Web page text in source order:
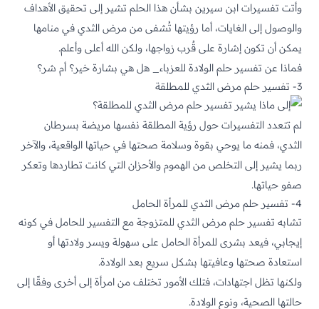
وأتت تفسيرات ابن سيرين بشأن هذا الحلم تشير إلى تحقيق الأهداف
والوصول إلى الغايات، أما رؤيتها تُشفى من مرض الثدي في منامها
يمكن أن تكون إشارة على قُرب زواجها، ولكن الله أعلى وأعلم.
فماذا عن تفسير حلم الولادة للعزباء_ هل هي بشارة خير؟ أم شر؟
3- تفسير حلم مرض الثدي للمطلقة
لم تتعدد التفسيرات حول رؤية المطلقة نفسها مريضة بسرطان
الثدي، فمنه ما يوحي بقوة وسلامة صحتها في حياتها الواقعية، والآخر
ربما يشير إلى التخلص من الهموم والأحزان التي كانت تطاردها وتعكر
صفو حياتها.
4- تفسير حلم مرض الثدي للمرأة الحامل
تشابه تفسير حلم مرض الثدي للمتزوجة مع التفسير للحامل في كونه
إيجابي، فيعد بشرى للمرأة الحامل على سهولة ويسر ولادتها أو
استعادة صحتها وعافيتها بشكل سريع بعد الولادة.
ولكنها تظل اجتهادات، فتلك الأمور تختلف من امرأة إلى أخرى وفقًا إلى
حالتها الصحية، ونوع الولادة.